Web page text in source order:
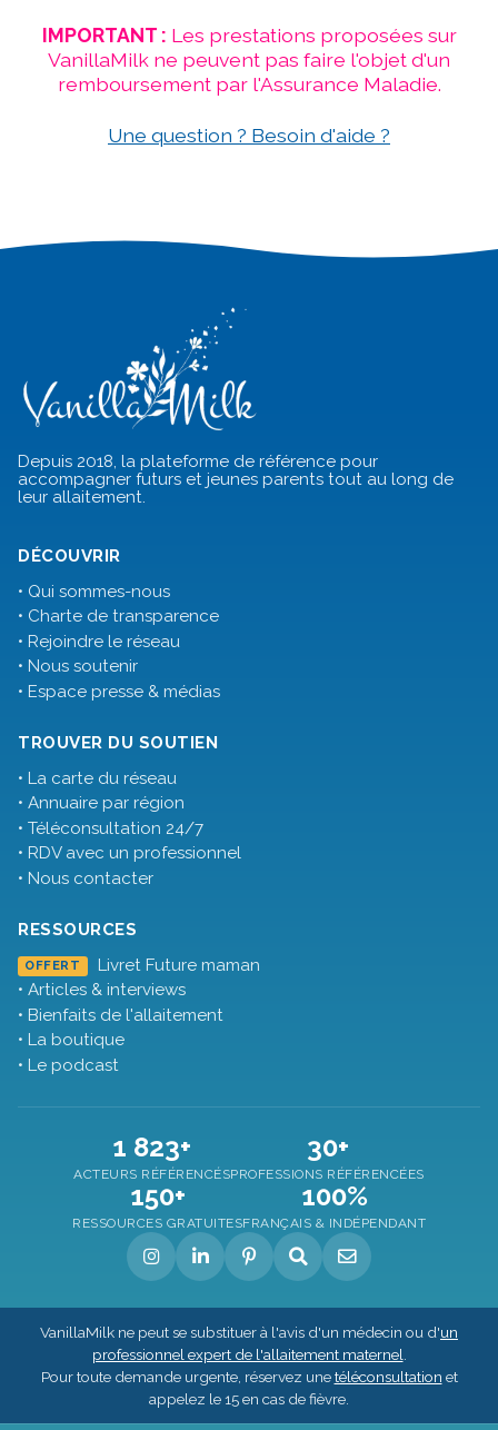
IMPORTANT : Les prestations proposées sur
VanillaMilk ne peuvent pas faire l'objet d'un
remboursement par l'Assurance Maladie.
Une question ? Besoin d'aide ?
Depuis 2018, la plateforme de référence pour
accompagner futurs et jeunes parents tout au long de
leur allaitement.
DÉCOUVRIR
• Qui sommes-nous
• Charte de transparence
• Rejoindre le réseau
• Nous soutenir
• Espace presse & médias
TROUVER DU SOUTIEN
• La carte du réseau
• Annuaire par région
• Téléconsultation 24/7
• RDV avec un professionnel
• Nous contacter
RESSOURCES
OFFERT
Livret Future maman
• Articles & interviews
• Bienfaits de l'allaitement
• La boutique
• Le podcast
1 823+
ACTEURS RÉFÉRENCÉS
30+
PROFESSIONS RÉFÉRENCÉES
150+
RESSOURCES GRATUITES
100%
FRANÇAIS & INDÉPENDANT
VanillaMilk ne peut se substituer à l'avis d'un médecin ou d'un
professionnel expert de l'allaitement maternel
Pour toute demande urgente, réservez unetéléconsultation et
appelez le 15 en cas de fièvre.